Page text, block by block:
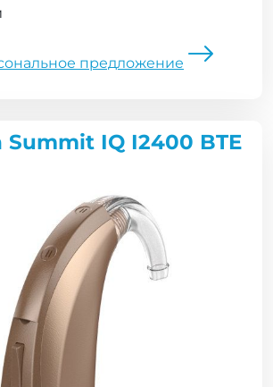
предложение
IQ I2400 BTE